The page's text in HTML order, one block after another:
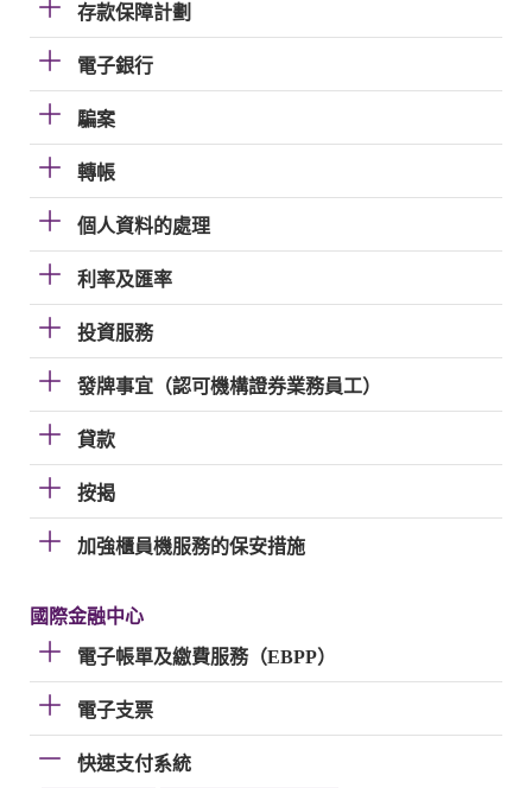
存款保障計劃
電子銀行
騙案
轉帳
個人資料的處理
利率及匯率
投資服務
發牌事宜（認可機構證券業務員工）
貸款
按揭
加強櫃員機服務的保安措施
國際金融中心
電子帳單及繳費服務（EBPP）
電子支票
快速支付系統